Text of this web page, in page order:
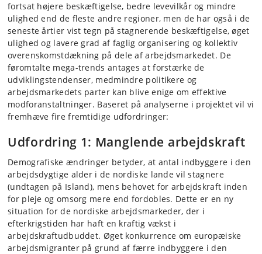
fortsat højere beskæftigelse, bedre levevilkår og mindre
ulighed end de fleste andre regioner, men de har også i de
seneste årtier vist tegn på stagnerende beskæftigelse, øget
ulighed og lavere grad af faglig organisering og kollektiv
overenskomstdækning på dele af arbejdsmarkedet. De
føromtalte mega-trends antages at forstærke de
udviklingstendenser, medmindre politikere og
arbejdsmarkedets parter kan blive enige om effektive
modforanstaltninger. Baseret på analyserne i projektet vil vi
fremhæve fire fremtidige udfordringer:
Udfordring 1: Manglende arbejdskraft
Demografiske ændringer betyder, at antal indbyggere i den
arbejdsdygtige alder i de nordiske lande vil stagnere
(undtagen på Island), mens behovet for arbejdskraft inden
for pleje og omsorg mere end fordobles. Dette er en ny
situation for de nordiske arbejdsmarkeder, der i
efterkrigstiden har haft en kraftig vækst i
arbejdskraftudbuddet. Øget konkurrence om europæiske
arbejdsmigranter på grund af færre indbyggere i den